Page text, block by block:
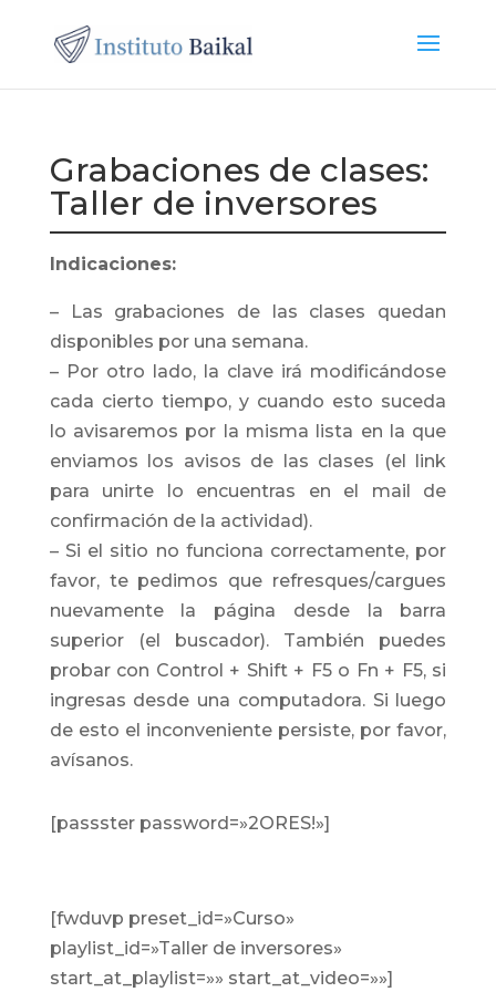
Grabaciones de clases:
Taller de inversores
Indicaciones:
– Las grabaciones de las clases quedan
disponibles por una semana.
– Por otro lado, la clave irá modificándose
cada cierto tiempo, y cuando esto suceda
lo avisaremos por la misma lista en la que
enviamos los avisos de las clases (el link
para unirte lo encuentras en el mail de
confirmación de la actividad).
– Si el sitio no funciona correctamente, por
favor, te pedimos que refresques/cargues
nuevamente la página desde la barra
superior (el buscador). También puedes
probar con Control + Shift + F5 o Fn + F5, si
ingresas desde una computadora. Si luego
de esto el inconveniente persiste, por favor,
avísanos.
[passster password=»2ORES!»]
[fwduvp preset_id=»Curso»
playlist_id=»Taller de inversores»
start_at_playlist=»» start_at_video=»»]